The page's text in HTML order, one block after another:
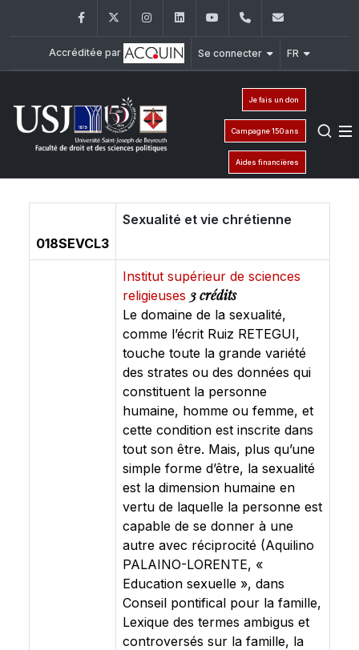
FacebookTwitter InstagramLinkedInYouTube+961 (1) 421 432
Accréditée par Se connecter FR
Je fais un don
Campagne 150 ans
Aides financières
018SEVCL3
Sexualité et vie chrétienne
Institut supérieur de sciences
religieuses 3 crédits
Le domaine de la sexualité,
comme l’écrit Ruiz RETEGUI,
touche toute la grande variété
des strates ou des données qui
constituent la personne
humaine, homme ou femme, et
cette condition est inscrite dans
tout son être. Mais, plus qu’une
simple forme d’être, la sexualité
est la dimension humaine en
vertu de laquelle la personne est
capable de se donner à une
autre avec réciprocité (Aquilino
PALAINO-LORENTE, «
Education sexuelle », dans
Conseil pontifical pour la famille,
Lexique des termes ambigus et
controversés sur la famille, la